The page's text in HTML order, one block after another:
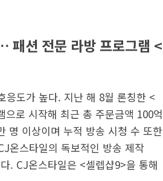
패션 전문 라방 프로그램 <
응도가 높다. 지난 해 8월 론칭한 <
로 시작해 최근 총 주문금액 100억
명 이상이며 누적 방송 시청 수 또한
온스타일의 독보적인 방송 제작
. CJ온스타일은 <셀렙샵9>을 통해